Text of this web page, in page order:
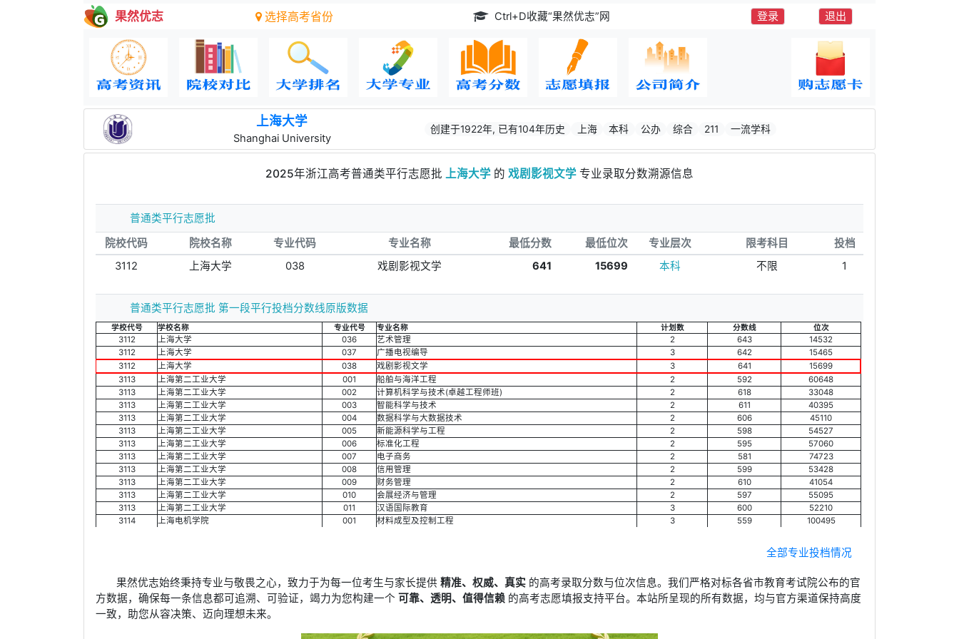
果然优志 选择高考省份 Ctrl+D收藏“果然优志”网 登录 退出
上海大学
Shanghai University
创建于1922年, 已有104年历史 上海 本科 公办 综合 211 一流学科
2025年浙江高考普通类平行志愿批 上海大学 的 戏剧影视文学 专业录取分数溯源信息
普通类平行志愿批
院校代码
院校名称 专业代码 专业名称 最低分数 最低位次 专业层次 限考科目
投档
3112
上海大学 038 戏剧影视文学 641 15699 本科 不限 1
普通类平行志愿批 第一段平行投档分数线原版数据
学校代号 学校名称 专业代号 专业名称 计划数 分数线 位次
3112 上海大学 036 艺术管理 2 643
14532
3112
上海大学 037 广播电视编导 3 642
15465
3112
上海大学 038 戏剧影视文学 3 641
15699
3113
上海第二工业大学 001 船舶与海洋工程 2 592
60648
3113
上海第二工业大学 002 计算机科学与技术(卓越工程师班) 2 618
33048
3113
上海第二工业大学 003 智能科学与技术 2 611
40395
3113
上海第二工业大学 004 数据科学与大数据技术 2 606
45110
3113
上海第二工业大学 005 新能源科学与工程 2 598
54527
3113
上海第二工业大学 006 标准化工程 2 595
57060
3113
上海第二工业大学 007 电子商务 2 581
74723
3113
上海第二工业大学 008 信用管理 2 599
53428
3113
上海第二工业大学 009 财务管理 2 610
41054
3113
上海第二工业大学 010 会展经济与管理 2 597
55095
3113
上海第二工业大学 011 汉语国际教育 3 600
52210
3114
上海电机学院 001 材料成型及控制工程 3 559 100495
全部专业投档情况
果然优志始终秉持专业与敬畏之心，致力于为每一位考生与家长提供精准、权威、真实 的高考录取分数与位次信息。我们严格对标各省市教育考试院公布的官
方数据，确保每一条信息都可追溯、可验证，竭力为您构建一个 可靠、透明、值得信赖 的高考志愿填报支持平台。本站所呈现的所有数据，均与官方渠道保持高度
一致，助您从容决策、迈向理想未来。